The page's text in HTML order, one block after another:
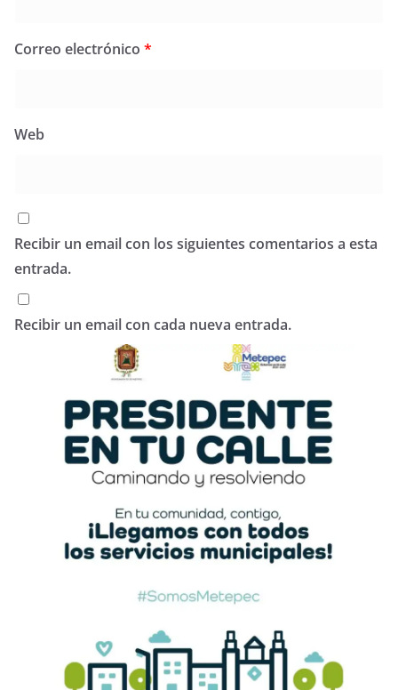
Correo electrónico *
Web
Recibir un email con los siguientes comentarios a esta
entrada.
Recibir un email con cada nueva entrada.